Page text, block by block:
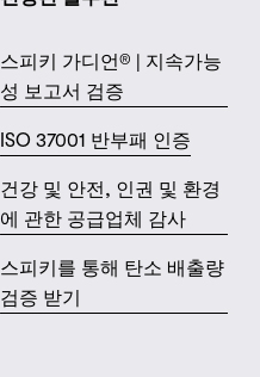
스피키 가디언® | 지속가능
성 보고서 검증
ISO 37001 반부패 인증
건강 및 안전, 인권 및 환경
에 관한 공급업체 감사
스피키를 통해 탄소 배출량
검증 받기